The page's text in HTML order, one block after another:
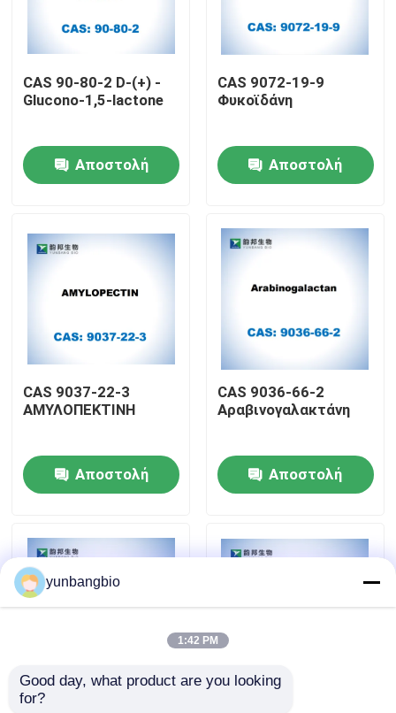
Προϊόντα
Γύρος εργοστασίων
Μας ελάτε σε επαφή με
Ειδήσεις
Περιπτώσεις
βιολογικοί απομονωτές
βιοχημικά αντιδραστήρια
CAS 90-80-2 D-(+) -
Glucono-1,5-lactone
Αποστολή
CAS 9072-19-9
Φυκοϊδάνη
Αποστολή
CAS 9037-22-3
ΑΜΥΛΟΠΕΚΤΙΝΗ
Αποστολή
CAS 9036-66-2
Αραβινογαλακτάνη
Αποστολή
Chitosan CAS 9012-
yunbangbio
1:42 PM
Good day, what product are you looking
for?